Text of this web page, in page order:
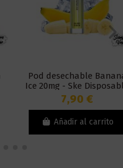
Pod desechable Banana
Ice 20mg - Ske Disposable
Crystal Bar
7,90 €
Añadir al carrito